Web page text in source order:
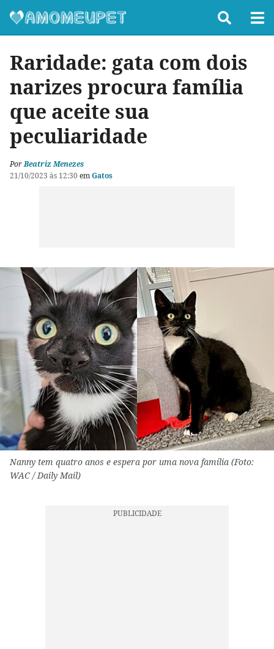
Raridade: gata com dois
narizes procura família
que aceite sua
peculiaridade
PorBeatriz Menezes
21/10/2023 às 12:30 emGatos
Nanny tem quatro anos e espera por uma nova família (Foto:
WAC / Daily Mail)